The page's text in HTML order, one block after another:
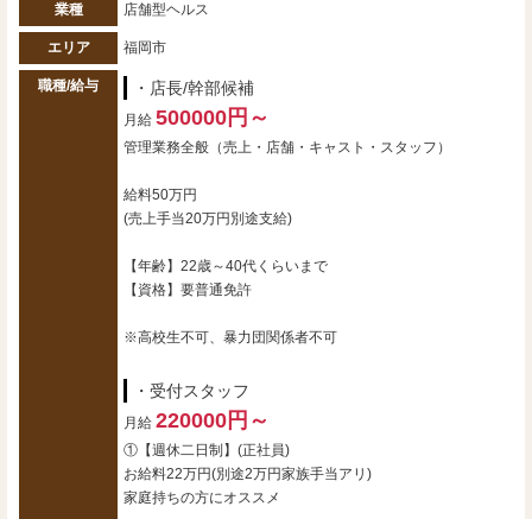
業種 店舗型ヘルス
エリア 福岡市
職種/給与 ・店長/幹部候補
月給 500000円～
管理業務全般（売上・店舗・キャスト・スタッフ）
給料50万円
(売上手当20万円別途支給)
【年齢】22歳～40代くらいまで
【資格】要普通免許
※高校生不可、暴力団関係者不可
・受付スタッフ
月給 220000円～
①【週休二日制】(正社員)
お給料22万円(別途2万円家族手当アリ)
家庭持ちの方にオススメ